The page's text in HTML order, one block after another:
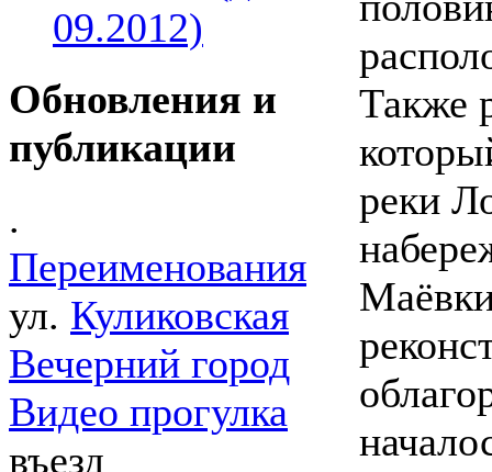
09.2012)
Обновления и
публикации
.
Переименования
ул. Куликовская
Вечерний город
Видео прогулка
въезд
Также
реки